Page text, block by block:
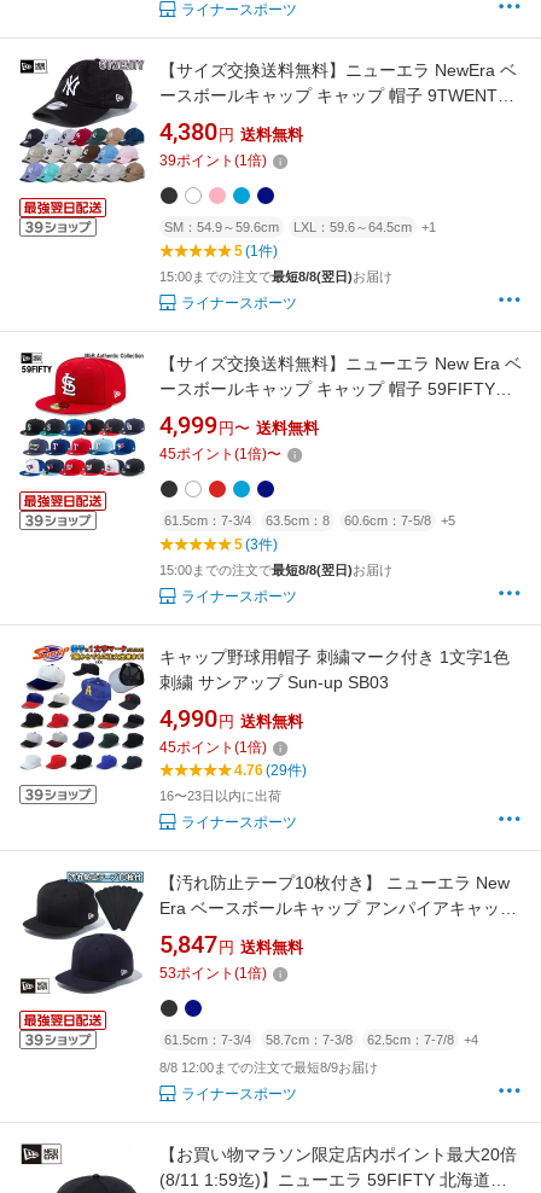
ライナースポーツ
【サイズ交換送料無料】ニューエラ NewEra ベ
ースボールキャップ キャップ 帽子 9TWENTY
NY ニューヨークヤンキース ウォッシュドコッ
トン アジャスターベルト 正規品 9TWENTY04
4,380 円 送料無料
39ポイント (1倍)
SM：54.9～59.6cm LXL：59.6～64.5cm +1
5(1件)
15:00までの注文で最短8/8(翌日)お届け
ライナースポーツ
【サイズ交換送料無料】ニューエラ New Era ベ
ースボールキャップ キャップ 帽子 59FIFTY
MLBオンフィールド オーセンティックコレクシ
ョン 正規品 Authentic Collection MLB-AC-
59FIFTY-C
4,999 円〜 送料無料
45ポイント (1倍)〜
61.5cm：7-3/4 63.5cm：8 60.6cm：7-5/8 +5
5(3件)
15:00までの注文で最短8/8(翌日)お届け
ライナースポーツ
キャップ野球用帽子 刺繍マーク付き 1文字1色
刺繍 サンアップ Sun-up SB03
4,990 円 送料無料
45ポイント (1倍)
4.76(29件)
16〜23日以内に出荷
ライナースポーツ
【汚れ防止テープ10枚付き】 ニューエラ New
Era ベースボールキャップ アンパイアキャップ
帽子 正規品 506 UMPIRE CAP 506-UMPIRE-
CAP LS-506-UMPIRE-CAP
5,847 円 送料無料
53ポイント (1倍)
61.5cm：7-3/4 58.7cm：7-3/8 62.5cm：7-7/8
+4
8/8 12:00までの注文で最短8/9お届け
ライナースポーツ
【お買い物マラソン限定店内ポイント最大20倍
(8/11 1:59迄)】ニューエラ 59FIFTY 北海道日